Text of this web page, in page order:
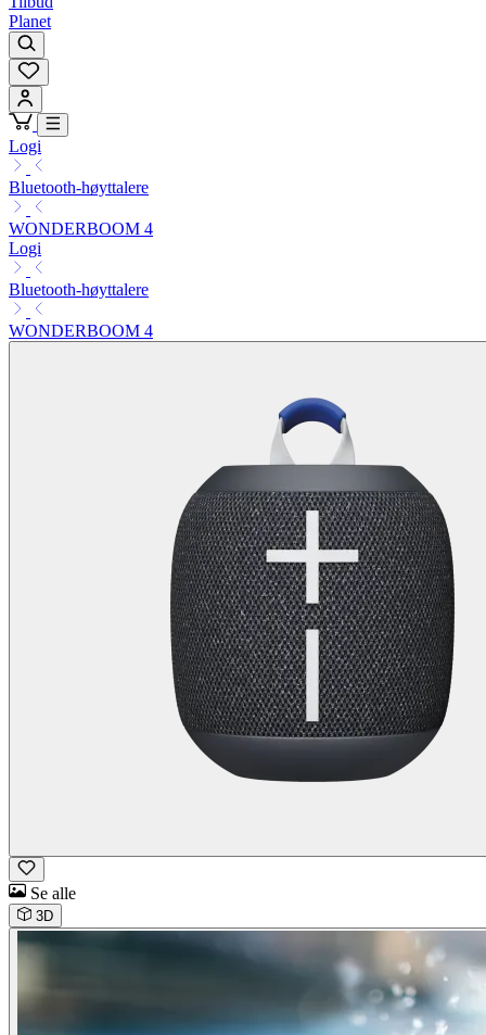
Planet
Logi
Bluetooth-høyttalere
WONDERBOOM 4
Logi
Bluetooth-høyttalere
WONDERBOOM 4
Se alle
3D